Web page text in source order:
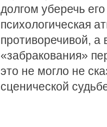
долгом уберечь
психологическая
противоречивой,
«забракования»
это не могло не
сценической